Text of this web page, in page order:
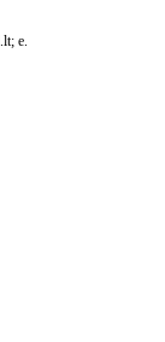
e.